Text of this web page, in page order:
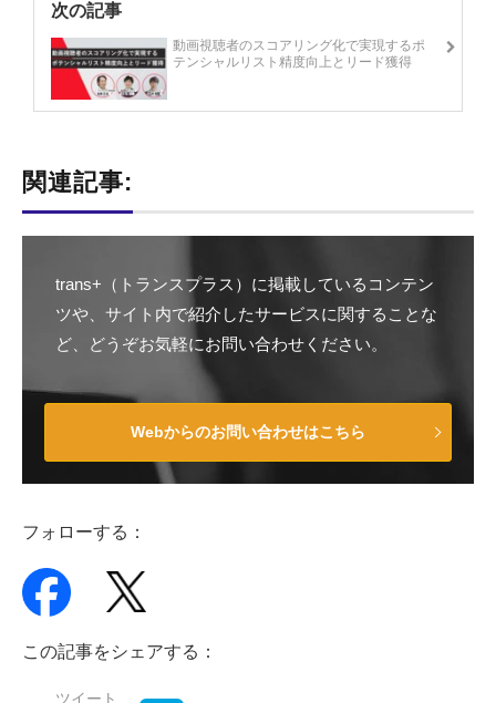
次の記事
動画視聴者のスコアリング化で実現するポ
テンシャルリスト精度向上とリード獲得
関連記事:
trans+（トランスプラス）に掲載しているコンテン
ツや、サイト内で紹介したサービスに関することな
ど、どうぞお気軽にお問い合わせください。
Webからのお問い合わせはこちら
フォローする：
この記事をシェアする：
ツイート